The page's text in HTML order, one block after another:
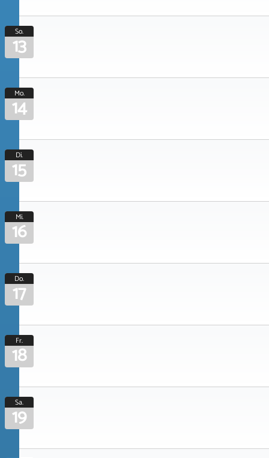
So.
13
Mo.
14
Di.
15
Mi.
16
Do.
17
Fr.
18
Sa.
19